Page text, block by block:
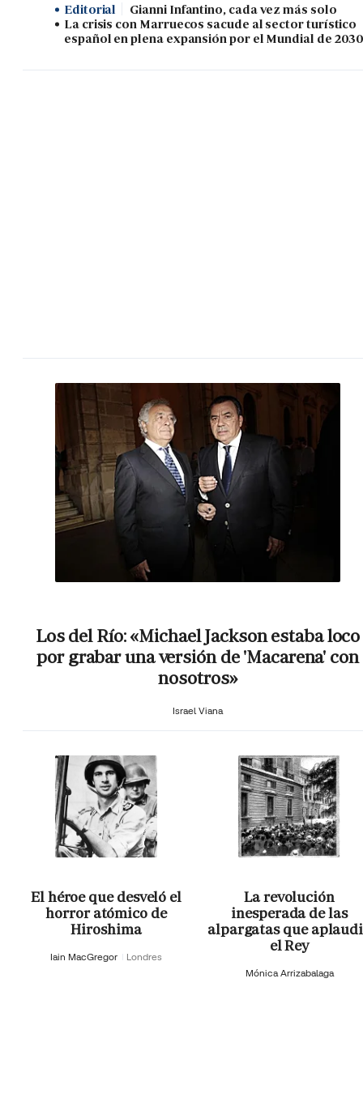
Editorial
Gianni Infantino, cada vez más solo
La crisis con Marruecos sacude al sector turístico
español en plena expansión por el Mundial de
Los del Río: «Michael Jackson estaba loco
por grabar una versión de 'Macarena' con
nosotros»
Israel Viana
El héroe que desveló el
horror atómico de
Hiroshima
Iain MacGregor Londres
La revolución
inesperada de las
alpargatas que
el Rey
Mónica Arrizabalaga